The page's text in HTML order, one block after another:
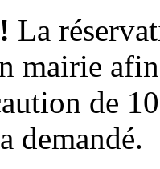
La
mairie
de
demandé.